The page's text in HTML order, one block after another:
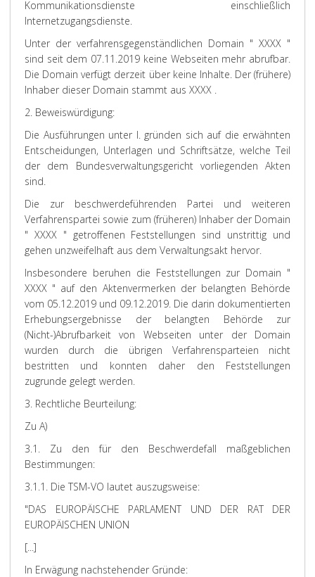
Kommunikationsdienste einschließlich
Internetzugangsdienste.
Unter der verfahrensgegenständlichen Domain " XXXX "
sind seit dem 07.11.2019 keine Webseiten mehr abrufbar.
Die Domain verfügt derzeit über keine Inhalte. Der (frühere)
Inhaber dieser Domain stammt aus XXXX .
2. Beweiswürdigung:
Die Ausführungen unter I. gründen sich auf die erwähnten
Entscheidungen, Unterlagen und Schriftsätze, welche Teil
der dem Bundesverwaltungsgericht vorliegenden Akten
sind.
Die zur beschwerdeführenden Partei und weiteren
Verfahrenspartei sowie zum (früheren) Inhaber der Domain
" XXXX " getroffenen Feststellungen sind unstrittig und
gehen unzweifelhaft aus dem Verwaltungsakt hervor.
Insbesondere beruhen die Feststellungen zur Domain "
XXXX " auf den Aktenvermerken der belangten Behörde
vom 05.12.2019 und 09.12.2019. Die darin dokumentierten
Erhebungsergebnisse der belangten Behörde zur
(Nicht-)Abrufbarkeit von Webseiten unter der Domain
wurden durch die übrigen Verfahrensparteien nicht
bestritten und konnten daher den Feststellungen
zugrunde gelegt werden.
3. Rechtliche Beurteilung:
Zu A)
3.1. Zu den für den Beschwerdefall maßgeblichen
Bestimmungen:
3.1.1. Die TSM-VO lautet auszugsweise:
"DAS EUROPÄISCHE PARLAMENT UND DER RAT DER
EUROPÄISCHEN UNION
[...]
In Erwägung nachstehender Gründe: